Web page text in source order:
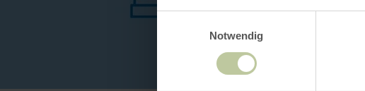
Einwilligungsauswahl
Notwendig